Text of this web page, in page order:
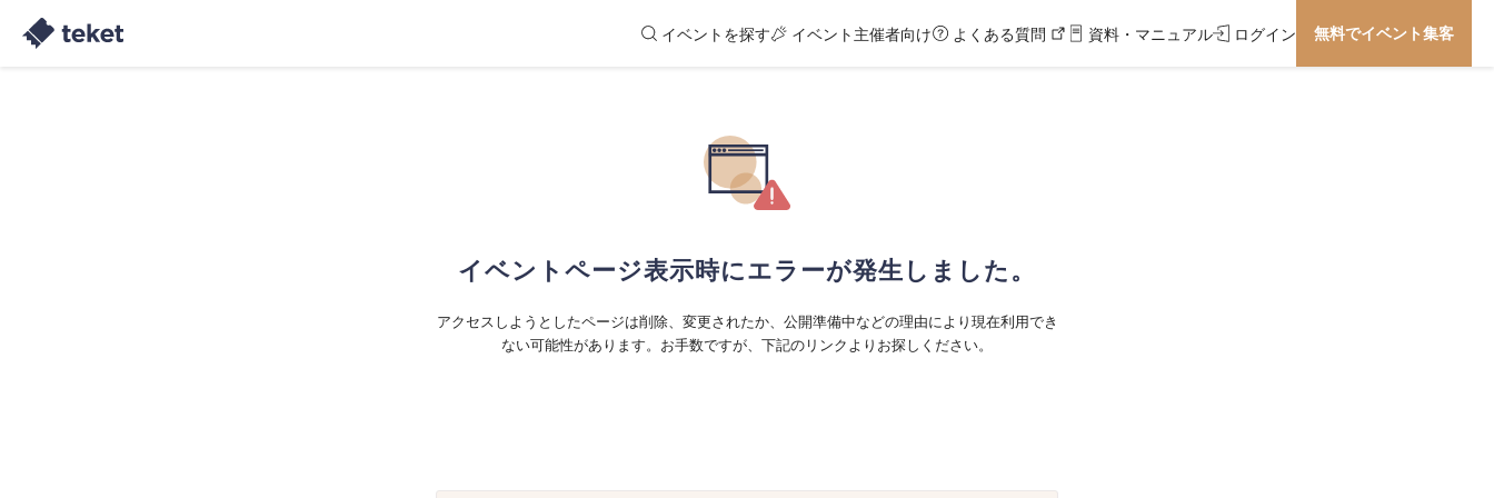
イベントを探す イベント主催者向け よくある質問 資料・マニュアル ログイン 無料でイベント集客
イベントページ表示時にエラーが発生しました。
アクセスしようとしたページは削除、変更されたか、公開準備中などの理由により現在利用でき
ない可能性があります。お手数ですが、下記のリンクよりお探しください。